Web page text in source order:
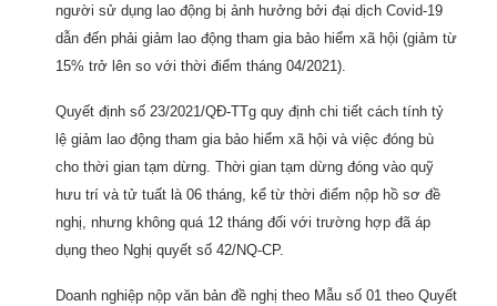
người sử dụng lao động bị ảnh hưởng bởi đại dịch Covid-19
dẫn đến phải giảm lao động tham gia bảo hiểm xã hội (giảm từ
15% trở lên so với thời điểm tháng 04/2021).
Quyết định số 23/2021/QĐ-TTg quy định chi tiết cách tính tỷ
lệ giảm lao động tham gia bảo hiểm xã hội và việc đóng bù
cho thời gian tạm dừng. Thời gian tạm dừng đóng vào quỹ
hưu trí và tử tuất là 06 tháng, kể từ thời điểm nộp hồ sơ đề
nghị, nhưng không quá 12 tháng đối với trường hợp đã áp
dụng theo Nghị quyết số 42/NQ-CP.
Doanh nghiệp nộp văn bản đề nghị theo Mẫu số 01 theo Quyết